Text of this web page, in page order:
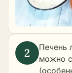
Печень
можно